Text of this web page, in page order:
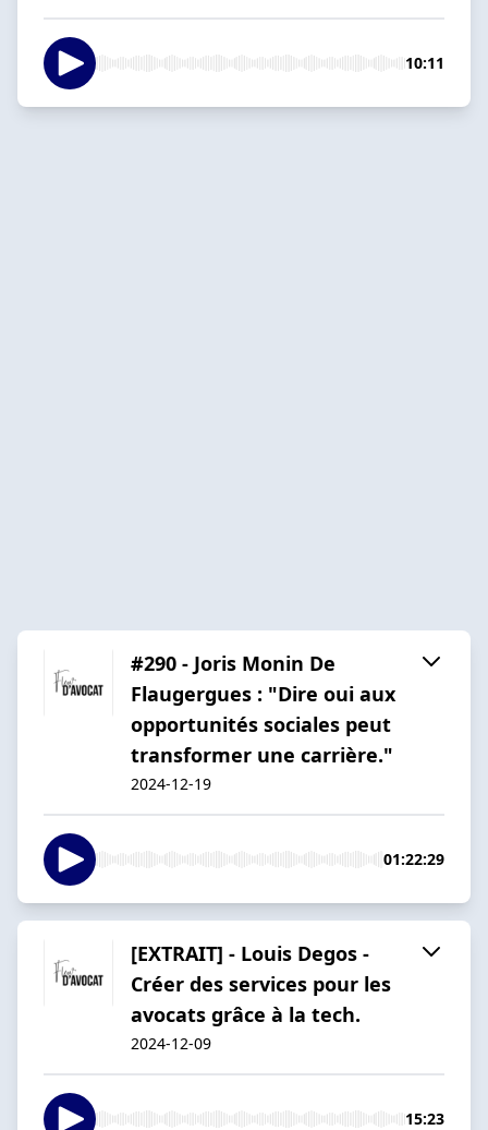
10:11
#290 - Joris Monin De
Flaugergues : "Dire oui aux
opportunités sociales peut
transformer une carrière."
2024-12-19
01:22:29
[EXTRAIT] - Louis Degos -
Créer des services pour les
avocats grâce à la tech.
2024-12-09
15:23